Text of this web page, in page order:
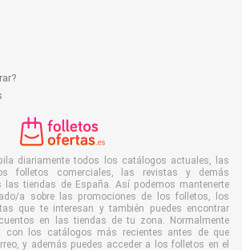
diariamente todos los catálogos actuales, las
folletos comerciales, las revistas y demás
las tiendas de España. Así podemos mantenerte
a sobre las promociones de los folletos, los
que te interesan y también puedes encontrar
en las tiendas de tu zona. Normalmente
con los catálogos más recientes antes de que
y además puedes acceder a los folletos en el